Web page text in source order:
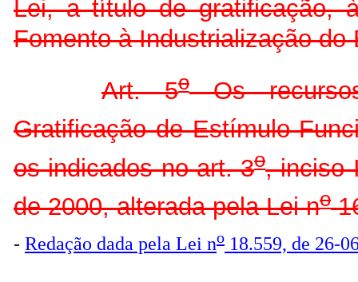
Lei, a título de gratificação,
Fomento à Industrialização
Art. 5oOs
Gratificação de Estímulo
os indicados no art. 3o, inciso
de 2000, alterada pela Lei no
- Redação dada pela Lei no 18.559, de 26-